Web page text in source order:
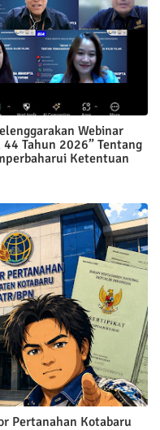
Webinar
Tahun 2026” Tentang
Ketentuan
Pertanahan Kotabaru